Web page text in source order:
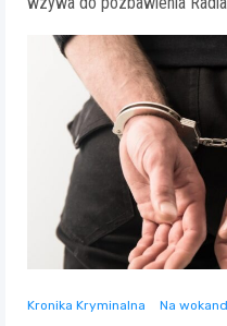
Kronika Kryminalna Na